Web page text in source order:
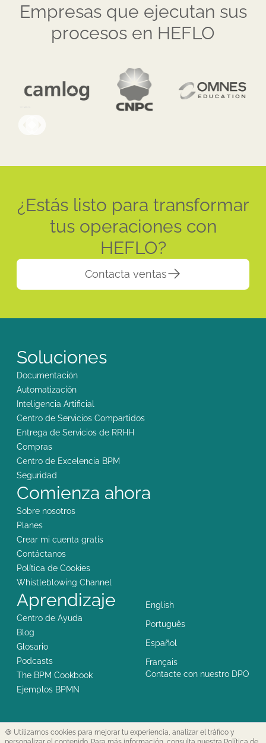
Empresas que ejecutan sus
procesos en HEFLO
¿Estás listo para transformar
tus operaciones con
HEFLO?
Contacta ventas
Soluciones
Documentación
Automatización
Inteligencia Artificial
Centro de Servicios Compartidos
Entrega de Servicios de RRHH
Compras
Centro de Excelencia BPM
Seguridad
Comienza ahora
Sobre nosotros
Planes
Crear mi cuenta gratis
Contáctanos
Política de Cookies
Whistleblowing Channel
Aprendizaje
Centro de Ayuda
Blog
Glosario
Podcasts
The BPM Cookbook
Ejemplos BPMN
English
Português
Español
Français
Contacte con nuestro DPO
🍪 Utilizamos cookies para mejorar tu experiencia, analizar el tráfico y